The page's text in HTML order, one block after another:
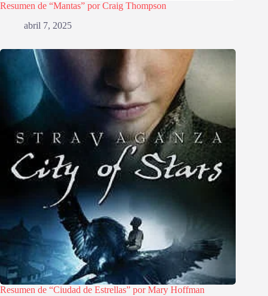
Resumen de “Mantas” por Craig Thompson
abril 7, 2025
Resumen de “Ciudad de Estrellas” por Mary Hoffman